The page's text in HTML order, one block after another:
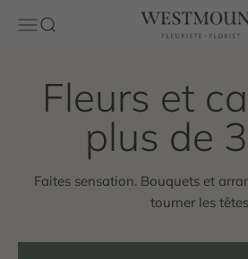
Ouvrir la navigation
Ouvrir la rechercheWestmount Florist
Faites sensation. Bouquets et
tourner les